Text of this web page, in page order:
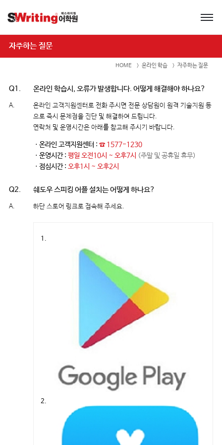
자주하는 질문
HOME 온라인 학습 자주하는 질문
Q1. 온라인 학습시, 오류가 발생합니다. 어떻게 해결해야 하나요?
A.
온라인 고객지원센터로 전화 주시면 전문 상담원이 원격 기술지원 등
으로 즉시 문제점을 진단 및 해결하여 드립니다.
연락처 및 운영시간은 아래를 참고해 주시기 바랍니다.
ㆍ온라인 고객지원센터 :☎ 1577-1230
ㆍ운영시간 :평일 오전10시 ~ 오후7시 (주말 및 공휴일 휴무)
ㆍ점심시간 :오후1시 ~ 오후2시
Q2. 쉐도우 스피킹 어플 설치는 어떻게 하나요?
A. 하단 스토어 링크로 접속해 주세요.
1.
2.